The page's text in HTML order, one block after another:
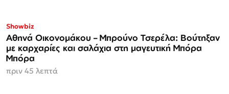
Showbiz
Αθηνά Οικονομάκου – Μπρούνο Τσερέλα: Βούτηξαν
με καρχαρίες και σαλάχια στη μαγευτική Μπόρα
Μπόρα
πριν 45 λεπτά